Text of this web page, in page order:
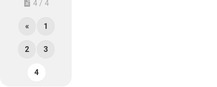
4 / 4
« 1
2 3
4